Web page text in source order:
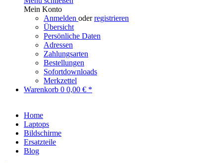
Mein Konto
Anmelden oderregistrieren
Übersicht
Persönliche Daten
Adressen
Zahlungsarten
Bestellungen
Sofortdownloads
Merkzettel
Warenkorb 0 0,00 € *
Home
Laptops
Bildschirme
Ersatzteile
Blog